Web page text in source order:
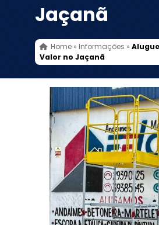
Jaçanã
Home» Informações »
Valor no Jaçanã